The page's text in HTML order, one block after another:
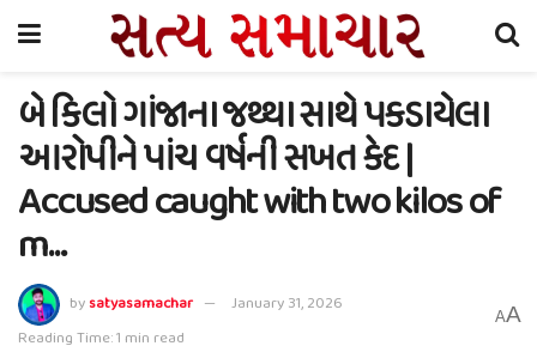
બે કિલો ગાંજાના જથ્થા સાથે પકડાયેલા
આરોપીને પાંચ વર્ષની સખત કેદ |
Accused caught with two kilos of
m…
bysatyasamachar
January 31, 2026
Reading Time: 1 min read
AA